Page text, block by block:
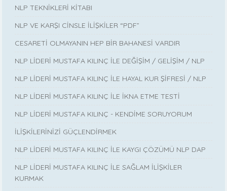
NLP TEKNİKLERİ KİTABI
NLP VE KARŞI CİNSLE İLİŞKİLER “PDF”
CESARETİ OLMAYANIN HEP BİR BAHANESİ VARDIR
NLP LİDERİ MUSTAFA KILINÇ İLE DEĞİŞİM / GELİŞİM / NLP
NLP LİDERİ MUSTAFA KILINÇ İLE HAYAL KUR ŞİFRESİ / NLP
NLP LİDERİ MUSTAFA KILINÇ İLE İKNA ETME TESTİ
NLP LİDERİ MUSTAFA KILINÇ - KENDİME SORUYORUM
İLİŞKİLERİNİZİ GÜÇLENDİRMEK
NLP LİDERİ MUSTAFA KILINÇ İLE KAYGI ÇÖZÜMÜ NLP DAP
NLP LİDERİ MUSTAFA KILINÇ İLE SAĞLAM İLİŞKİLER
KURMAK